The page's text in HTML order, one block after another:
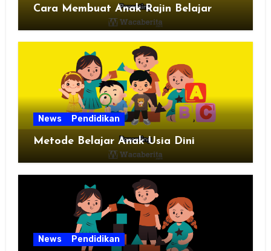
Cara Membuat Anak Rajin Belajar
News Pendidikan
Metode Belajar Anak Usia Dini
News Pendidikan